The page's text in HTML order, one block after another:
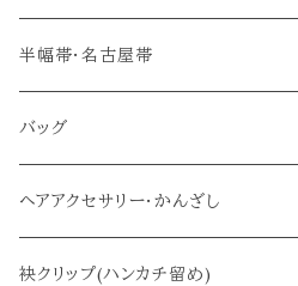
帯締め(三分紐)
半幅帯・名古屋帯
半幅帯
名古屋帯
バッグ
メインバッグ
サブバッグ
ヘアアクセサリー・かんざし
袂クリップ(ハンカチ留め)